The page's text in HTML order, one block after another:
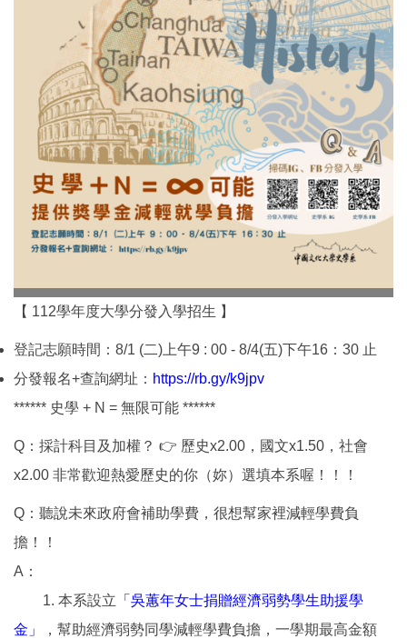
【 112學年度大學分發入學招生 】
登記志願時間：8/1 (二)上午9 : 00 - 8/4(五)下午16：30 止
分發報名+查詢網址： https://rb.gy/k9jpv
****** 史學 + N = 無限可能 ******
Q：採計科目及加權？ 👉 歷史x2.00，國文x1.50，社會
x2.00 非常歡迎熱愛歷史的你（妳）選填本系喔！！！
Q：聽說未來政府會補助學費，很想幫家裡減輕學費負
擔！！
A：
1. 本系設立 「吳蕙年女士捐贈經濟弱勢學生助援學
金」
，幫助經濟弱勢同學減輕學費負擔，一學期最高金額